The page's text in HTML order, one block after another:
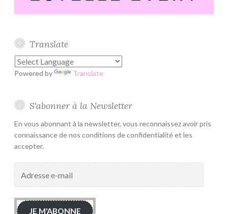
Translate
Powered by Translate
S'abonner à la Newsletter
En vous abonnant à la newsletter, vous reconnaissez avoir pris
connaissance de nos conditions de confidentialité et les
accepter.
mail
JE M'ABONNE